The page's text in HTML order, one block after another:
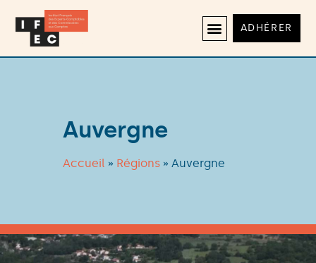
ADHÉRER
Auvergne
Accueil » Régions » Auvergne